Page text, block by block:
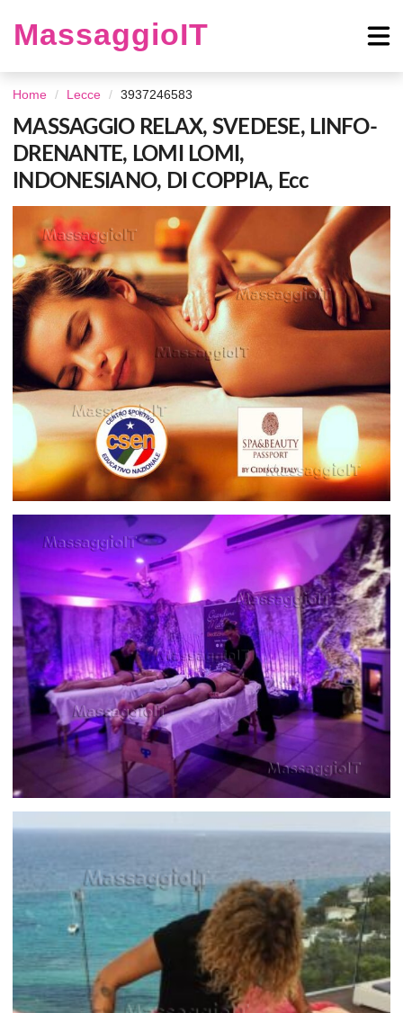
MassaggioIT
Home Lecce 3937246583
MASSAGGIO RELAX, SVEDESE, LINFO-
DRENANTE, LOMI LOMI,
INDONESIANO, DI COPPIA, Ecc